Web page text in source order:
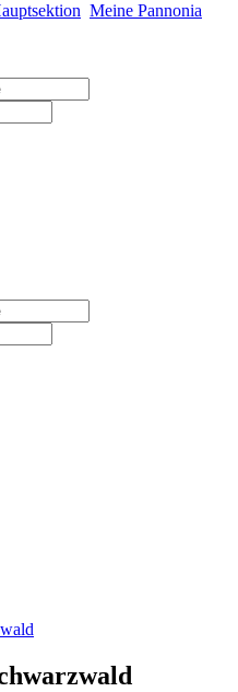
Meine Pannonia